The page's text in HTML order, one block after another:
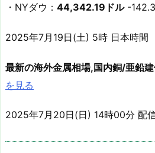
・NYダウ： 44,342.19ドル-
2025年7月19日(土) 5時 日本時間
最新の海外金属相場,国内銅/亜鉛
を見る
2025年7月20日(日) 14時00分 配